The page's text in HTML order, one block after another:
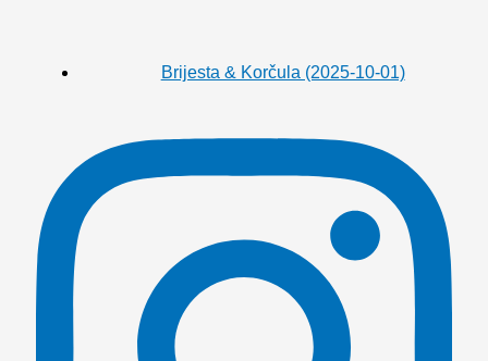
Brijesta & Korčula (2025-10-01)